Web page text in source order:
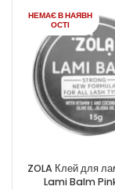
НЕМАЄ В НАЯВН
ОСТІ
ZOLA Клей для
Lami Balm